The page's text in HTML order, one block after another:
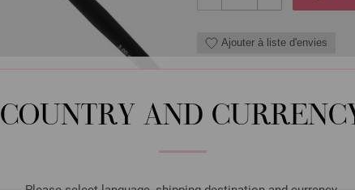
COUNTRY AND
Ajouter à liste d'envies
Aiguille circulaire
Aiguille circulaire design en